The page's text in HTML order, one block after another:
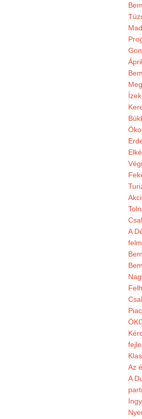
A
Az
A